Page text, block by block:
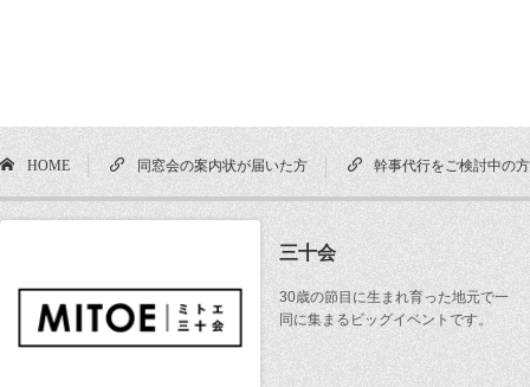
HOME 同窓会の案内状が届いた方 幹事代行をご検討中の方
三十会
30歳の節目に生まれ育った地元で一
同に集まるビッグイベントです。